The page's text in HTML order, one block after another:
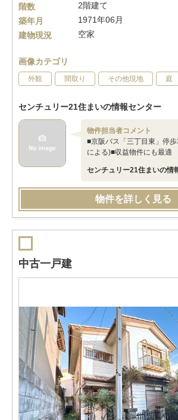
階数
2階建て
築年月
1971年06月
建物現況
空家
画像カテゴリ
外観 間取り その他現地 庭
センチュリー21住まいの情報センター
物件担当者コメント
■京阪バス「三丁目東」停
による)■収益物件にも最適
センチュリー21住まいの情
物件を詳しく見る
中古一戸建